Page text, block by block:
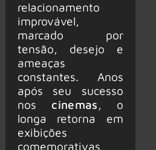
relacionamento
improvável,
marcado por
tensão, desejo e
ameaças
constantes. Anos
após seu sucesso
nos cinemas, o
longa retorna em
exibições
comemorativas